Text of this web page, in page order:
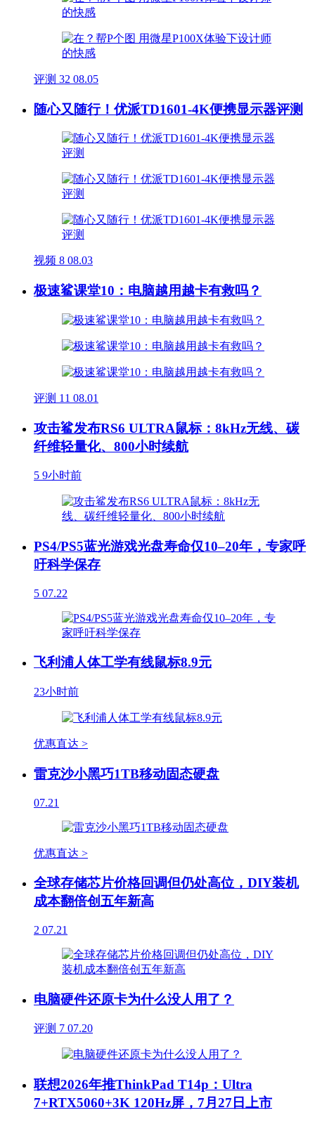
评测 32 08.05
随心又随行！优派TD1601-4K便携显示器评测
视频 8 08.03
极速鲨课堂10：电脑越用越卡有救吗？
评测 11 08.01
攻击鲨发布RS6 ULTRA鼠标：8kHz无线、碳
纤维轻量化、800小时续航
5 9小时前
PS4/PS5蓝光游戏光盘寿命仅10–20年，专家呼
吁科学保存
5 07.22
飞利浦人体工学有线鼠标8.9元
23小时前
优惠直达 >
雷克沙小黑巧1TB移动固态硬盘
07.21
优惠直达 >
全球存储芯片价格回调但仍处高位，DIY装机
成本翻倍创五年新高
2 07.21
电脑硬件还原卡为什么没人用了？
评测 7 07.20
联想2026年推ThinkPad T14p：Ultra
7+RTX5060+3K 120Hz屏，7月27日上市